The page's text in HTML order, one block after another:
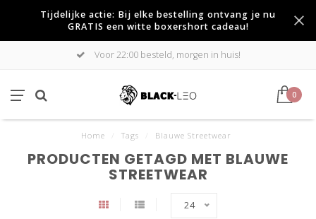
Tijdelijke actie: Bij elke bestelling ontvang je nu
GRATIS een witte boxershort cadeau!
Voor 22:00 besteld, morgen in huis!
0
Home Tags Blauwe Streetwear
PRODUCTEN GETAGD MET BLAUWE
STREETWEAR
24